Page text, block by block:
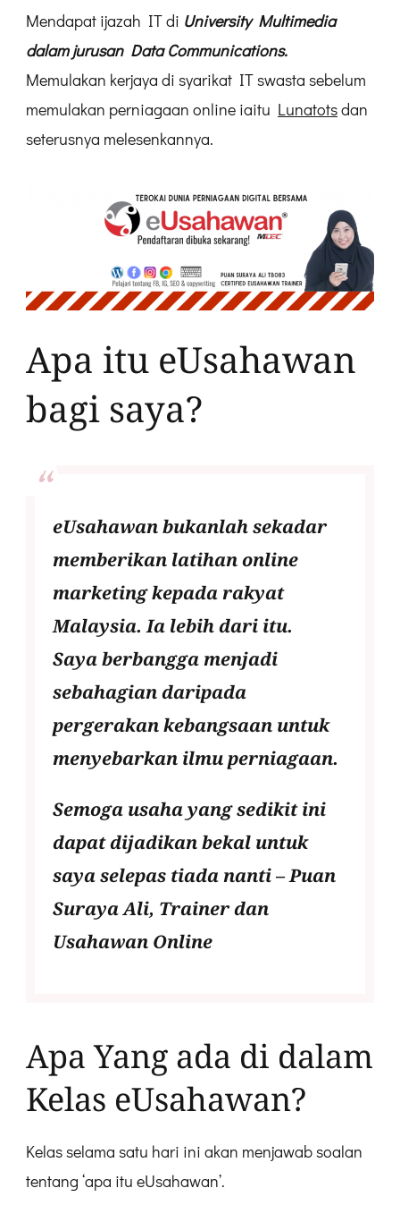
Mendapat ijazah IT di University Multimedia
dalam jurusan Data Communications.
Memulakan kerjaya di syarikat IT swasta sebelum
memulakan perniagaan online iaitu Lunatotsdan
seterusnya melesenkannya.
Apa itu eUsahawan
bagi saya?
eUsahawan bukanlah sekadar
memberikan latihan online
marketing kepada rakyat
Malaysia. Ia lebih dari itu.
Saya berbangga menjadi
sebahagian daripada
pergerakan kebangsaan untuk
menyebarkan ilmu perniagaan.
Semoga usaha yang sedikit ini
dapat dijadikan bekal untuk
saya selepas tiada nanti – Puan
Suraya Ali, Trainer dan
Usahawan Online
Apa Yang ada di dalam
Kelas eUsahawan?
Kelas selama satu hari ini akan menjawab soalan
tentang ‘apa itu eUsahawan’.